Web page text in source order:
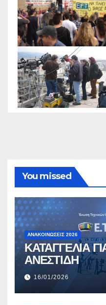
You missed
ΑΝΑΚΟΙΝΏΣΕΙΣ 2026
ΚΑΤΑΓΓΕΛΙΑ
ΑΝΕΣΤΙΔΗ
16/01/2026